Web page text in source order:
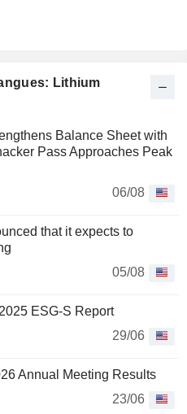
Lithium
Balance Sheet with
Pass Approaches Peak
06/08
that it expects to
05/08
ESG-S Report
29/06
Annual Meeting Results
23/06